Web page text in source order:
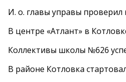
И. о. главы управы
В центре «Атлант» в
Коллективы школы №626
В районе Котловка